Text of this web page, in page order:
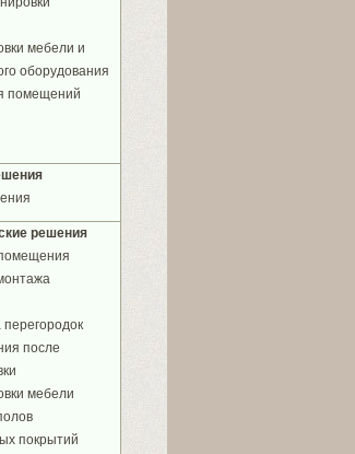
мебели и
оборудования
помещений
решения
после
мебели
покрытий